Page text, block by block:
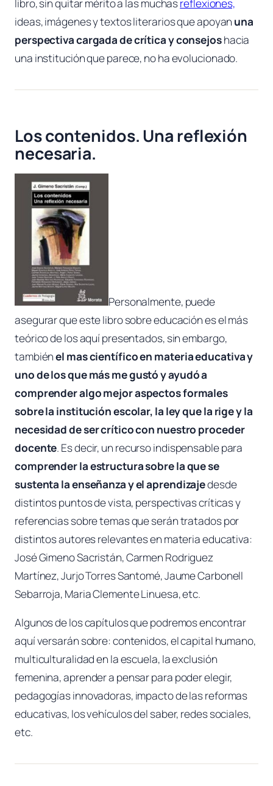
libro, sin quitar mérito a las muchasreflexiones,
ideas, imágenes y textos literarios que apoyan una
perspectiva cargada de crítica y consejoshacia
una institución que parece, no ha evolucionado.
Los contenidos. Una reflexión
necesaria.
Personalmente, puede
asegurar que este libro sobre educación es el más
teórico de los aquí presentados, sin embargo,
tambiénel mas científico en materia educativa y
uno de los que más me gustó y ayudó a
comprender algo mejor aspectos formales
sobre la institución escolar, la ley que la rige y la
necesidad de ser crítico con nuestro proceder
docente. Es decir, un recurso indispensable para
comprender la estructura sobre la que se
sustenta la enseñanza y el aprendizajedesde
distintos puntos de vista, perspectivas críticas y
referencias sobre temas que serán tratados por
distintos autores relevantes en materia educativa:
José Gimeno Sacristán, Carmen Rodriguez
Martínez, Jurjo Torres Santomé, Jaume Carbonell
Sebarroja, Maria Clemente Linuesa, etc.
Algunos de los capítulos que podremos encontrar
aquí versarán sobre: contenidos, el capital humano,
multiculturalidad en la escuela, la exclusión
femenina, aprender a pensar para poder elegir,
pedagogías innovadoras, impacto de las reformas
educativas, los vehículos del saber, redes sociales,
etc.